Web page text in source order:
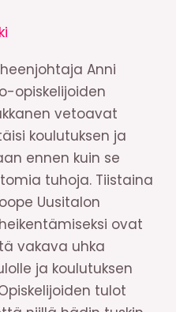
Anni
opiskelijoiden
vetoavat
koulutuksen ja
ennen kuin se
tuhoja. Tiistaina
Uusitalon
ovat
vakava uhka
ja koulutuksen
tulot